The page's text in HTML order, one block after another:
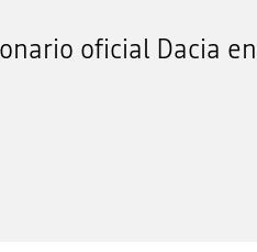
oficial Dacia en